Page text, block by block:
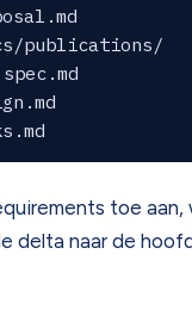
publications/
toe
delta naar de